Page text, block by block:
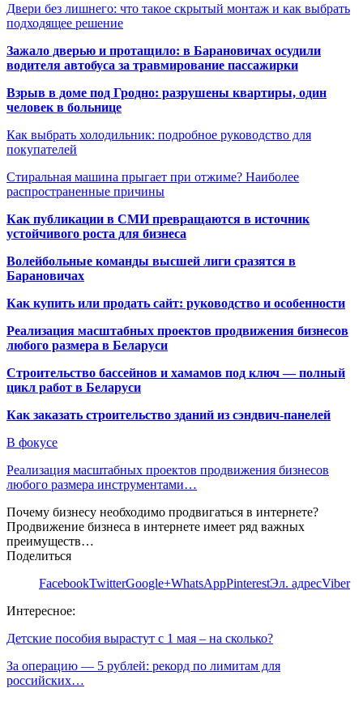
Двери без лишнего: что такое скрытый монтаж и как выбрать
подходящее решение
Зажало дверью и протащило: в Барановичах осудили
водителя автобуса за травмирование пассажирки
Взрыв в доме под Гродно: разрушены квартиры, один
человек в больнице
Как выбрать холодильник: подробное руководство для
покупателей
Стиральная машина прыгает при отжиме? Наиболее
распространенные причины
Как публикации в СМИ превращаются в источник
устойчивого роста для бизнеса
Волейбольные команды высшей лиги сразятся в
Барановичах
Как купить или продать сайт: руководство и особенности
Реализация масштабных проектов продвижения бизнесов
любого размера в Беларуси
Строительство бассейнов и хамамов под ключ — полный
цикл работ в Беларуси
Как заказать строительство зданий из сэндвич-панелей
В фокусе
Реализация масштабных проектов продвижения бизнесов
любого размера инструментами…
Почему бизнесу необходимо продвигаться в интернете?
Продвижение бизнеса в интернете имеет ряд важных
преимуществ…
Поделиться
FacebookTwitterGoogle+WhatsAppPinterestЭл. адресViber
Интересное:
Детские пособия вырастут с 1 мая – на сколько?
За операцию — 5 рублей: рекорд по лимитам для
российских…